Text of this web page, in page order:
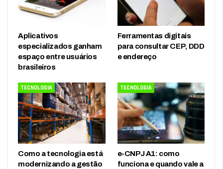
Aplicativos
especializados ganham
espaço entre usuários
brasileiros
Ferramentas digitais
para consultar CEP, DDD
e endereço
TECNOLOGIA
Como a tecnologia está
modernizando a gestão
TECNOLOGIA
e-CNPJ A1: como
funciona e quando vale a